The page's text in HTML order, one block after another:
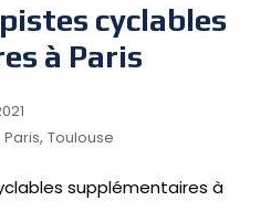
cyclables
à Paris
Paris, Toulouse